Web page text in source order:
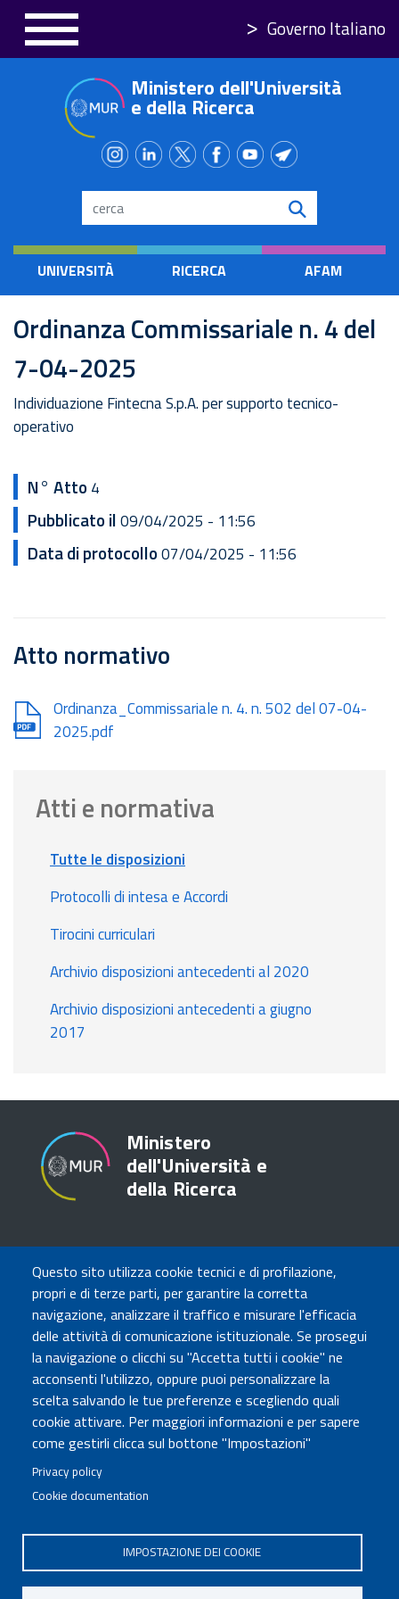
principale
Governo Italiano
Questo sito utilizza cookie tecnici e di profilazione,
propri e di terze parti, per garantire la corretta
navigazione, analizzare il traffico e misurare l'efficacia
delle attività di comunicazione istituzionale. Se prosegui
la navigazione o clicchi su "Accetta tutti i cookie" ne
acconsenti l'utilizzo, oppure puoi personalizzare la
scelta salvando le tue preferenze e scegliendo quali
cookie attivare. Per maggiori informazioni e per sapere
come gestirli clicca sul bottone "Impostazioni"
Privacy policy
Cookie documentation
IMPOSTAZIONE DEI COOKIE
Ministero dell'Università
e della Ricerca
Search
UNIVERSITÀ RICERCA AFAM
Ordinanza Commissariale n. 4 del
7-04-2025
Individuazione Fintecna S.p.A. per supporto tecnico-
operativo
N° Atto 4
Pubblicato il09/04/2025 - 11:56
Data di protocollo07/04/2025 - 11:56
Atto normativo
Document
Ordinanza_Commissariale n. 4. n. 502 del 07-04-
2025.pdf
Atti e normativa
Tutte le disposizioni
Protocolli di intesa e Accordi
Tirocini curriculari
Archivio disposizioni antecedenti al 2020
Archivio disposizioni antecedenti a giugno
2017
Ministero
dell'Università e
della Ricerca
TRASPARENZA
Amministrazione Trasparente
Atti di notifica
Albo online
Concorsi
COMUNICA CON NOI
Urp
Posta elettronica certificata
Sedi e contatti
Governo Italiano
Tutti i diritti riservati © 2020